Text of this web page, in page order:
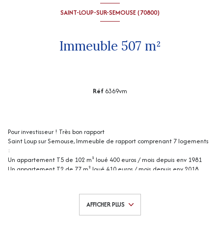
SAINT-LOUP-SUR-SEMOUSE (70800)
Immeuble 507 m²
Réf 6369vm
Pour investisseur ! Très bon rapport
Saint Loup sur Semouse, Immeuble de rapport comprenant 7 logements
:
Un appartement T5 de 102 m² loué 400 euros / mois depuis env 1981
Un appartement T2 de 77 m² loué 410 euros / mois depuis env 2018
Un appartement T3 de 84 m² non loué. (possibilité de louer 400 euros
2 appartements T1 bis de 33 et 35 m² (possibilité de louer 250 euros
AFFICHER PLUS